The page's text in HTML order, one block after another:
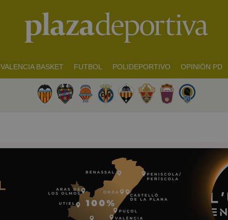
VALENCIA BASKET FUTBOL POLIDEPORTIVO OPINIÓN PD